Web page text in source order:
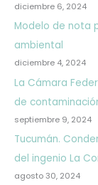
diciembre 6, 2024
Modelo de nota
ambiental
diciembre 4, 2024
La Cámara
de
septiembre 9, 2024
Tucumán.
del ingenio La
agosto 30, 2024